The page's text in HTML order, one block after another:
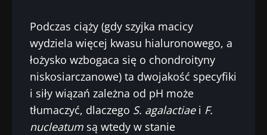
Podczas ciąży (gdy szyjka macicy
wydziela więcej kwasu hialuronowego, a
łożysko wzbogaca się o chondroityny
niskosiarczanowe) ta dwojakość specyfiki
i siły wiązań zależna od pH może
tłumaczyć, dlaczego S. agalactiaei F.
nucleatum są wtedy w stanie
Zapoznałem się i akceptujęogólne warunki
korzystaniaipolityka ochrony danych
osobowychBiocodex Microbiota Institute.
* Pole obowiązkowe
BMI 20-35
Więcej informacji